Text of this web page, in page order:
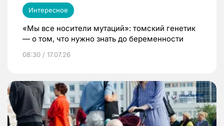
Интересное
«Мы все носители мутаций»: томский генетик
— о том, что нужно знать до беременности
08:30 / 17.07.26